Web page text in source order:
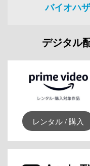
バイオハ
デジタル
レンタル / 購入